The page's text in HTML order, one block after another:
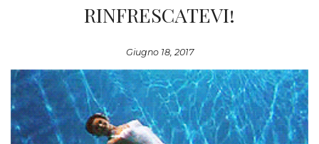
RINFRESCATEVI!
Giugno 18, 2017